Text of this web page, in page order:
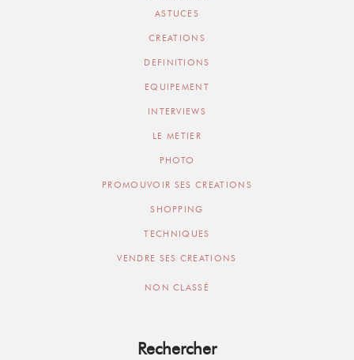
ASTUCES
CREATIONS
DEFINITIONS
EQUIPEMENT
INTERVIEWS
LE METIER
PHOTO
PROMOUVOIR SES CREATIONS
SHOPPING
TECHNIQUES
VENDRE SES CREATIONS
NON CLASSÉ
Rechercher